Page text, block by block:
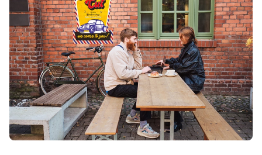
Soluzioni di flusso di lavoro
Sostenibilità